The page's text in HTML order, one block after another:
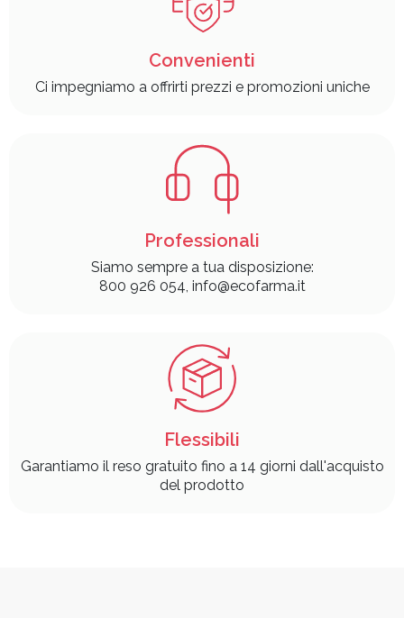
Convenienti
Ci impegniamo a offrirti prezzi e promozioni uniche
Professionali
Siamo sempre a tua disposizione:
800 926 054, info@ecofarma.it
Flessibili
Garantiamo il reso gratuito fino a 14 giorni dall'acquisto
del prodotto